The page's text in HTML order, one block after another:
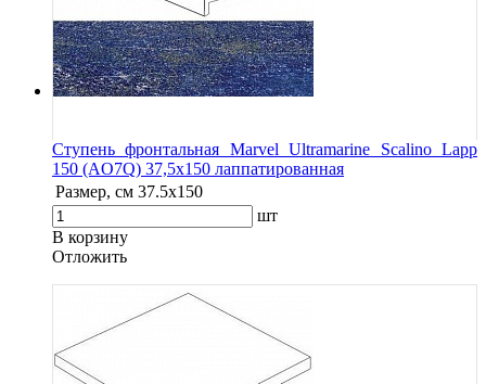
Ступень фронтальная Marvel Ultramarine Scalino Lapp
150 (AO7Q) 37,5x150 лаппатированная
Размер, см 37.5x150
шт
В корзину
Oтложить